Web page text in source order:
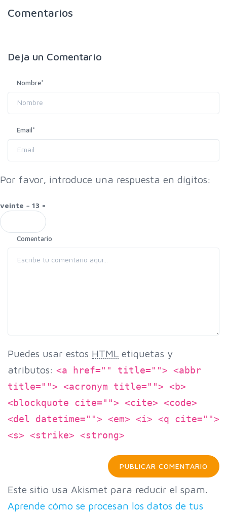
Comentarios
Deja un Comentario
Nombre*
Email*
Por favor, introduce una respuesta en dígitos:
veinte − 13 =
Comentario
Puedes usar estos HTML etiquetas y
atributos: <a href="" title=""> <abbr
title=""> <acronym title=""> <b>
<blockquote cite=""> <cite> <code>
<del datetime=""> <em> <i> <q cite="">
<s> <strike> <strong>
Este sitio usa Akismet para reducir el spam.
Aprende cómo se procesan los datos de tus